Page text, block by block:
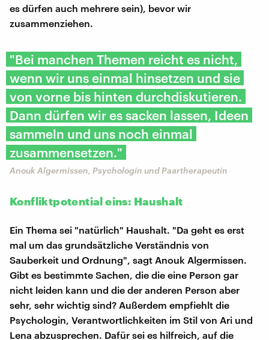
es dürfen auch mehrere sein), bevor wir
zusammenziehen.
"Bei manchen Themen reicht es nicht,
wenn wir uns einmal hinsetzen und sie
von vorne bis hinten durchdiskutieren.
Dann dürfen wir es sacken lassen, Ideen
sammeln und uns noch einmal
zusammensetzen."
Anouk Algermissen, Psychologin und Paartherapeutin
Konfliktpotential eins: Haushalt
Ein Thema sei "natürlich" Haushalt. "Da geht es erst
mal um das grundsätzliche Verständnis von
Sauberkeit und Ordnung", sagt Anouk Algermissen.
Gibt es bestimmte Sachen, die die eine Person gar
nicht leiden kann und die der anderen Person aber
sehr, sehr wichtig sind? Außerdem empfiehlt die
Psychologin, Verantwortlichkeiten im Stil von Ari und
Lena abzusprechen. Dafür sei es hilfreich, auf die